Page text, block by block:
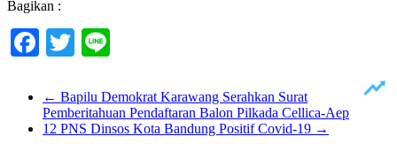
Bagikan :
Facebook
Twitter
← Bapilu Demokrat Karawang Serahkan Surat
Pemberitahuan Pendaftaran Balon Pilkada Cellica-Aep
12 PNS Dinsos Kota Bandung Positif Covid-19 →